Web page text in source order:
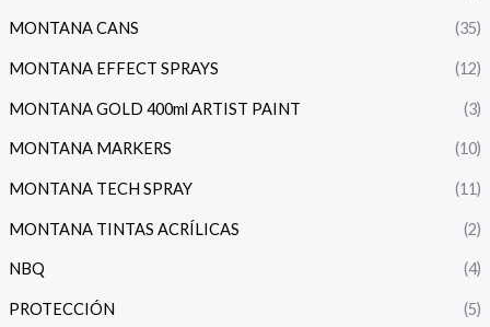
MONTANA CANS (35)
MONTANA EFFECT SPRAYS (12)
MONTANA GOLD 400ml ARTIST PAINT (3)
MONTANA MARKERS (10)
MONTANA TECH SPRAY (11)
MONTANA TINTAS ACRÍLICAS (2)
NBQ (4)
PROTECCIÓN (5)